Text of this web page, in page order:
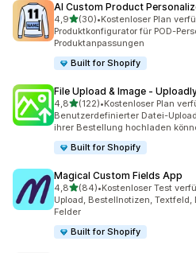
AI Custom Product
4,9von 5 Sternen
(30)
30 Rezensionen insgesamt
•Kostenloser Plan
Produktkonfigurator für POD-
Produktanpassungen
Built for Shopify
File Upload & Image ‑
4,8von 5 Sternen
(122)
122 Rezensionen insgesamt
•Kostenloser Plan
Benutzerdefinierter Datei-
ihrer Bestellung hochladen
Built for Shopify
Magical Custom Fields App
4,8von 5 Sternen
(84)
84 Rezensionen insgesamt
•Kostenloser Test
Upload, Bestellnotizen,
Felder
Built for Shopify